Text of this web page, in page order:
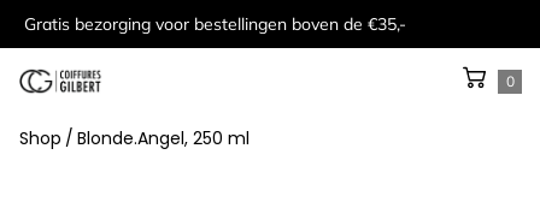
Gratis bezorging voor bestellingen boven de €35,-
0
Shop / Blonde.Angel, 250 ml